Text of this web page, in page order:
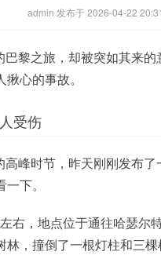
admin 发布于 2026-04-22
黎之旅，却被突如其来
心的事故。
受伤
峰时节，昨天刚刚发布
下。
右，地点位于通往哈瑟尔
，撞倒了一根灯柱和三棵